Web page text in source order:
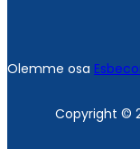
Olemme osa
Copyright ©